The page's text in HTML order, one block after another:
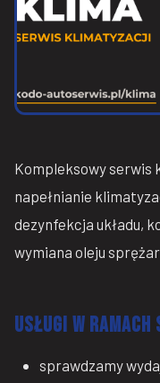
Kompleksowy serwis
napełnianie
dezynfekcja układu,
wymiana oleju
USŁUGI W
sprawdzamy